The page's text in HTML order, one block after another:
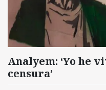
Analyem: ‘Yo he
censura’